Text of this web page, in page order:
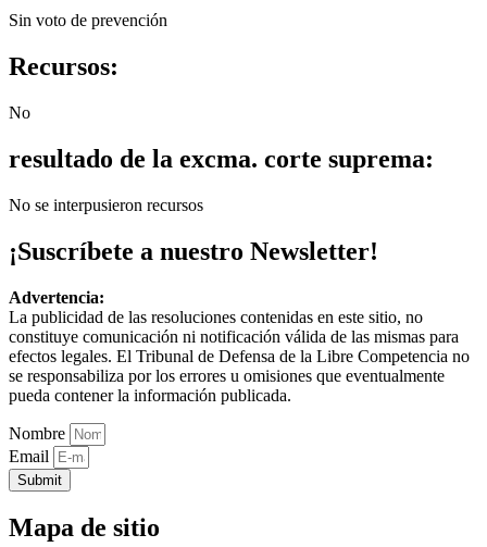
Sin voto de prevención
Recursos:
No
resultado de la excma. corte suprema:
No se interpusieron recursos
¡Suscríbete a nuestro Newsletter!
Advertencia:
La publicidad de las resoluciones contenidas en este sitio, no
constituye comunicación ni notificación válida de las mismas para
efectos legales. El Tribunal de Defensa de la Libre Competencia no
se responsabiliza por los errores u omisiones que eventualmente
pueda contener la información publicada.
Nombre
Email
Submit
Mapa de sitio